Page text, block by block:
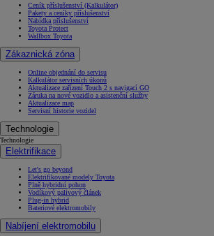
Ceník příslušenství (Kalkulátor)
Pakety a ceníky příslušenství
Nabídka příslušenství
Toyota Protect
Wallbox Toyota
Zákaznická zóna
Online objednání do servisu
Kalkulátor servisních úkonů
Aktualizace zařízení Touch 2 s navigací GO
Záruka na nové vozidlo a asistenční služby
Aktualizace map
Servisní historie vozidel
Technologie
Technologie
Elektrifikace
Let's go beyond
Elektrifikované modely Toyota
Plně hybridní pohon
Vodíkový palivový článek
Plug-in hybrid
Bateriové elektromobily
Nabíjení elektromobilu